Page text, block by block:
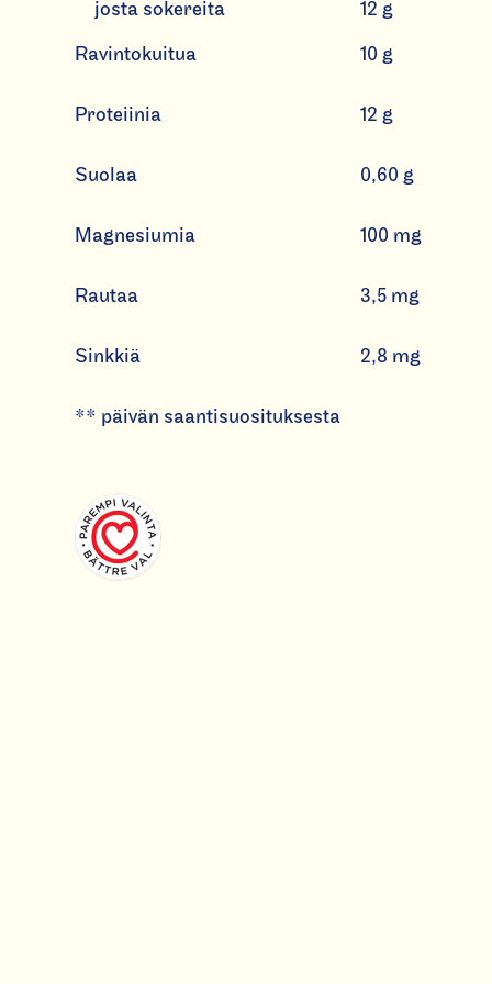
josta sokereita
12 g
Ravintokuitua
10 g
Proteiinia 12 g
Suolaa 0,60 g
Magnesiumia 100 mg
Rautaa 3,5 mg
Sinkkiä 2,8 mg
** päivän saantisuosituksesta